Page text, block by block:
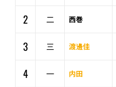
2
二 西巻
3
三 渡邊佳
4
一 内田